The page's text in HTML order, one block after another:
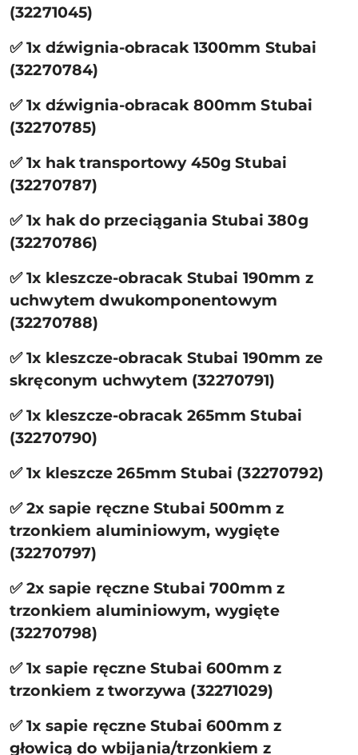
(32271045)
✅ 1x dźwignia-obracak 1300mm Stubai
(32270784)
✅ 1x dźwignia-obracak 800mm Stubai
(32270785)
✅ 1x hak transportowy 450g Stubai
(32270787)
✅ 1x hak do przeciągania Stubai 380g
(32270786)
✅ 1x kleszcze-obracak Stubai 190mm z
uchwytem dwukomponentowym
(32270788)
✅ 1x kleszcze-obracak Stubai 190mm ze
skręconym uchwytem (32270791)
✅ 1x kleszcze-obracak 265mm Stubai
(32270790)
✅ 1x kleszcze 265mm Stubai (32270792)
✅ 2x sapie ręczne Stubai 500mm z
trzonkiem aluminiowym, wygięte
(32270797)
✅ 2x sapie ręczne Stubai 700mm z
trzonkiem aluminiowym, wygięte
(32270798)
✅ 1x sapie ręczne Stubai 600mm z
trzonkiem z tworzywa (32271029)
✅ 1x sapie ręczne Stubai 600mm z
głowicą do wbijania/trzonkiem z